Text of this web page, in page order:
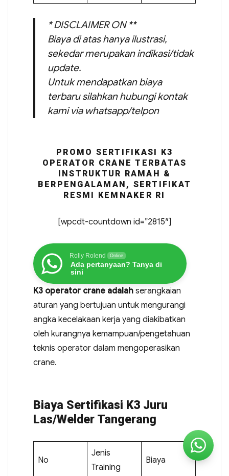
* DISCLAIMER ON **
Biaya di atas hanya ilustrasi,
sekedar merupakan indikasi/tidak
update.
Untuk mendapatkan biaya
terbaru silahkan hubungi kontak
kami via whatsapp/telpon
PROMO SERTIFIKASI K3
OPERATOR CRANE TERBATAS
INSTRUKTUR RAMAH &
BERPENGALAMAN, SERTIFIKAT
RESMI KEMNAKER RI
[wpcdt-countdown id=”2815″]
Rolly Rolend Online
Ada pertanyaan? Tanya di
sini
K3 operator crane adalahserangkaian
aturan yang bertujuan untuk mengurangi
angka kecelakaan kerja yang diakibatkan
oleh kurangnya kemampuan/pengetahuan
teknis operator dalam mengoperasikan
crane.
Biaya Sertifikasi K3 Juru
Las/Welder Tangerang
No
Jenis
Training
Biaya